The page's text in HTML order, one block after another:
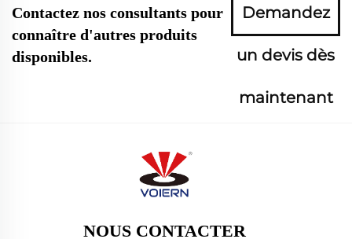
Contactez nos consultants pour
connaître d'autres produits
disponibles.
Demandez
un devis dès
maintenant
NOUS CONTACTER